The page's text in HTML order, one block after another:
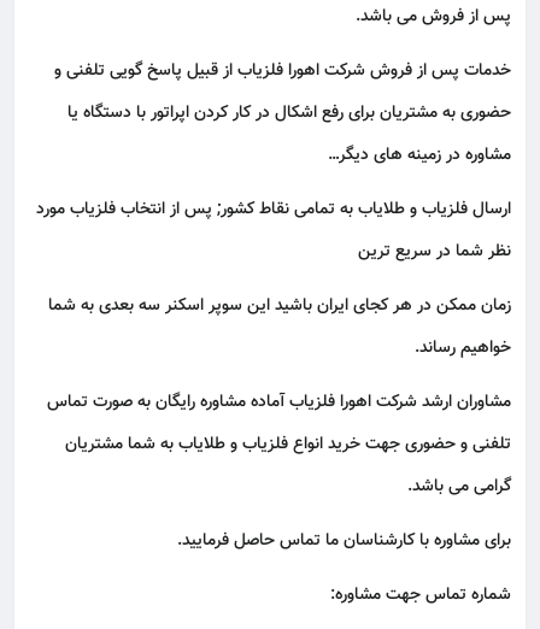
پس از فروش می باشد.
خدمات پس از فروش شرکت اهورا فلزیاب از قبیل پاسخ گویی تلفنی و
حضوری به مشتریان برای رفع اشکال در کار کردن اپراتور با دستگاه یا
مشاوره در زمینه های دیگر…
ارسال فلزیاب و طلایاب به تمامی نقاط کشور; پس از انتخاب فلزیاب مورد
نظر شما در سریع ترین
زمان ممکن در هر کجای ایران باشید این سوپر اسکنر سه بعدی به شما
خواهیم رساند.
مشاوران ارشد شرکت اهورا فلزیاب آماده مشاوره رایگان به صورت تماس
تلفنی و حضوری جهت خرید انواع فلزیاب و طلایاب به شما مشتریان
گرامی می باشد.
برای مشاوره با کارشناسان ما تماس حاصل فرمایید.
شماره تماس جهت مشاوره: